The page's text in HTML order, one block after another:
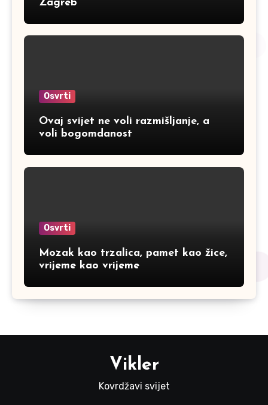
Zagreb
Osvrti
Ovaj svijet ne voli razmišljanje, a
voli bogomdanost
Osvrti
Mozak kao trzalica, pamet kao žice,
vrijeme kao vrijeme
Vikler
Kovrdžavi svijet